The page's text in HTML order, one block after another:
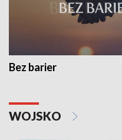
Bez barier
WOJSKO